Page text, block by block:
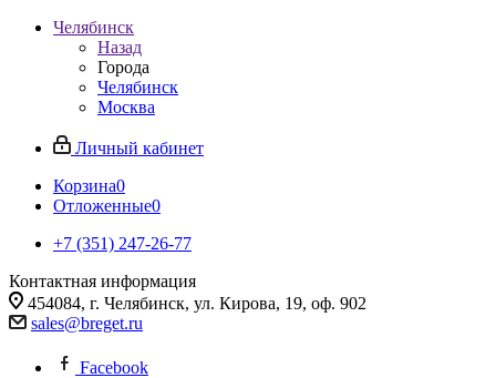
Челябинск
Назад
Города
Челябинск
Москва
Личный кабинет
Корзина0
Отложенные0
+7 (351) 247-26-77
Контактная информация
454084, г. Челябинск, ул. Кирова, 19, оф. 902
sales@breget.ru
Facebook